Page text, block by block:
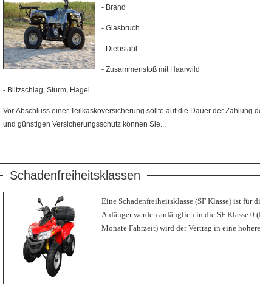
- Brand
- Glasbruch
- Diebstahl
- Zusammenstoß mit Haarwild
- Blitzschlag, Sturm, Hagel
Vor Abschluss einer Teilkaskoversicherung sollte auf die Dauer der Zahlung
und günstigen Versicherungsschutz können Sie...
Schadenfreiheitsklassen
Eine Schadenfreiheitsklasse (SF Klasse) ist für
Anfänger werden anfänglich in die SF Klasse
Monate Fahrzeit) wird der Vertrag in eine